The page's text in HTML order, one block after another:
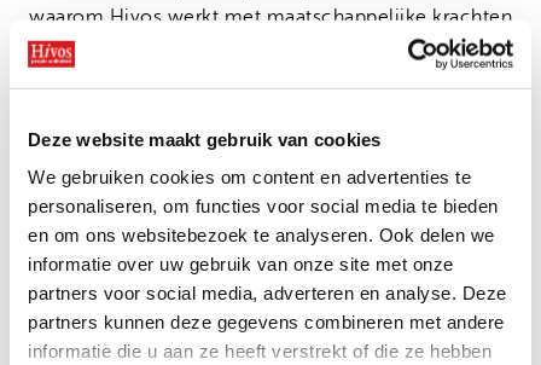
Deze website maakt gebruik van cookies
We gebruiken cookies om content en advertenties te
personaliseren, om functies voor social media te bieden
en om ons websitebezoek te analyseren. Ook delen we
informatie over uw gebruik van onze site met onze
partners voor social media, adverteren en analyse. Deze
partners kunnen deze gegevens combineren met andere
informatie die u aan ze heeft verstrekt of die ze hebben
waarom Hivos werkt met maatschappelijke krachten
om er zeker van te zijn dat zij hun werk kunnen
doen en online hun activiteiten veilig kunnen
Bekijk ook
Opstaan voor LHBTIQ+